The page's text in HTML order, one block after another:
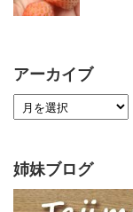
アーカイブ
姉妹ブログ